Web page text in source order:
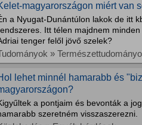
magyarországon miért van
a Nyugat-Dunántúlon lakok de itt
Itt télen majdnem
tenger felől jövő szelek?
»
lehet minnél hamarabb és
a pontjaim és bevonták a
szeretném visszaszerezni.